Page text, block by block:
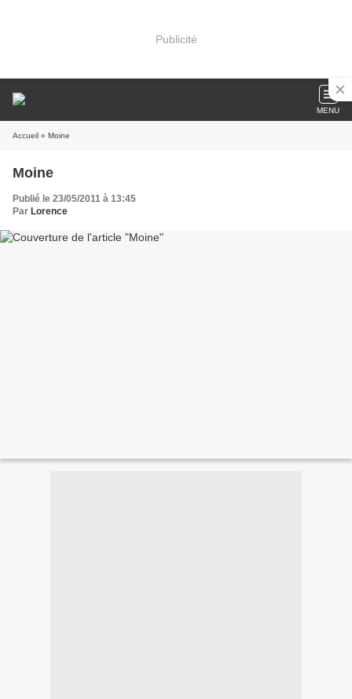
Publicité
MENU
Accueil » Moine
Moine
Publié le 23/05/2011 à 13:45
Par Lorence